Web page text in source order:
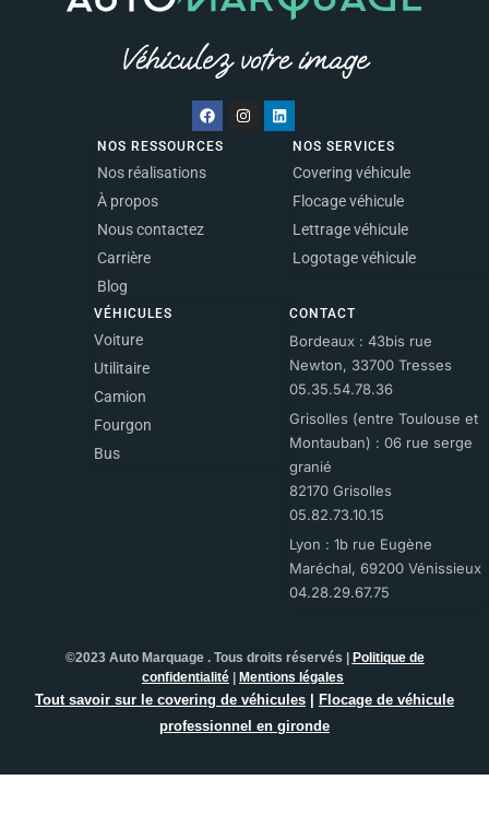
NOS RESSOURCES
Nos réalisations
À propos
Nous contactez
Carrière
Blog
NOS SERVICES
Covering véhicule
Flocage véhicule
Lettrage véhicule
Logotage véhicule
VÉHICULES
Voiture
Utilitaire
Camion
Fourgon
Bus
CONTACT
Bordeaux : 43bis rue
Newton, 33700 Tresses
05.35.54.78.36
Grisolles (entre Toulouse et
Montauban) : 06 rue serge
granié
82170 Grisolles
05.82.73.10.15
Lyon : 1b rue Eugène
Maréchal, 69200 Vénissieux
04.28.29.67.75
©2023 Auto Marquage . Tous droits réservés |
Politique de
confidentialité
Mentions légales
Tout savoir sur le covering de véhicules
Flocage de véhicule
professionnel en gironde